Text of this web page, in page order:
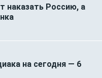
наказать Россию, а
на сегодня — 6